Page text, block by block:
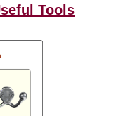
Tools